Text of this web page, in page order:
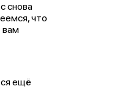
снова
что
вам
ещё